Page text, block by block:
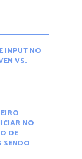
INPUT NO
VS.
NO
DE
SENDO